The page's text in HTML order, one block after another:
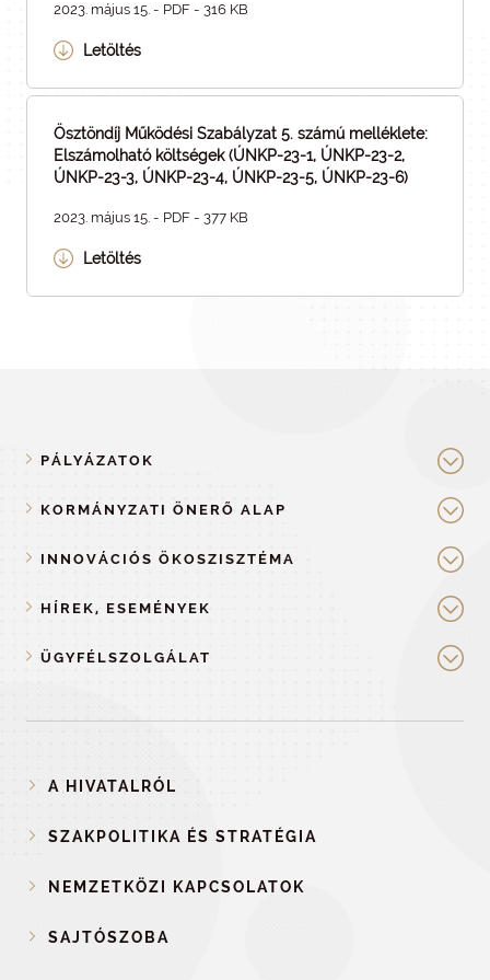
2023. május 15. - PDF - 316 KB
Letöltés
Ösztöndíj Működési Szabályzat 5. számú melléklete:
Elszámolható költségek (ÚNKP-23-1, ÚNKP-23-2,
ÚNKP-23-3, ÚNKP-23-4, ÚNKP-23-5, ÚNKP-23-6)
2023. május 15. - PDF - 377 KB
Letöltés
PÁLYÁZATOK
KORMÁNYZATI ÖNERŐ ALAP
INNOVÁCIÓS ÖKOSZISZTÉMA
HÍREK, ESEMÉNYEK
ÜGYFÉLSZOLGÁLAT
A HIVATALRÓL
SZAKPOLITIKA ÉS STRATÉGIA
NEMZETKÖZI KAPCSOLATOK
SAJTÓSZOBA